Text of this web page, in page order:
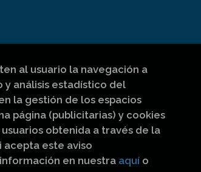
al usuario la navegación a
y análisis estadístico del
la gestión de los espacios
página (publicitarias) y cookies
obtenida a través de la
acepta este aviso
en nuestra aquí o